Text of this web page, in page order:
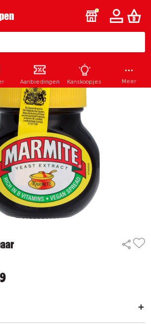
Aanbiedingen Kanskoopjes Meer